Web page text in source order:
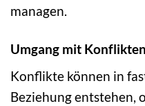
managen.
Umgang mit Konflikten
Konflikte können in
Beziehung entstehen,